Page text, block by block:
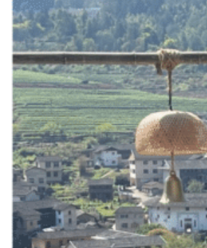
Jiayuguan – 嘉峪关
Qinghai 青海
Xi’an 西安市
Xinjiang 新疆
Kashgar
Turpan
Sud Est
Canton 广州
Fujian 福建
Hong Kong 香港
Hunan 湖南
Ile d’Hainan 海南
Macao 澳门
Taïwan 台湾
Shenzhen
Sud Ouest
Chongqing 重庆